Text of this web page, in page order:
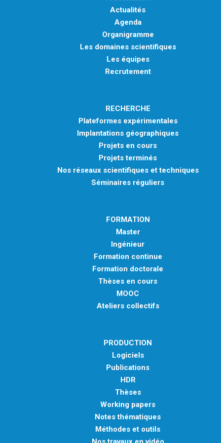
Actualités
Agenda
Organigramme
Les domaines scientifiques
Les équipes
Recrutement
RECHERCHE
Plateformes expérimentales
Implantations géographiques
Projets en cours
Projets terminés
Nos réseaux scientifiques et techniques
Séminaires réguliers
FORMATION
Master
Ingénieur
Formation continue
Formation doctorale
Thèses en cours
MOOC
Ateliers collectifs
PRODUCTION
Logiciels
Publications
HDR
Thèses
Working papers
Notes thématiques
Méthodes et outils